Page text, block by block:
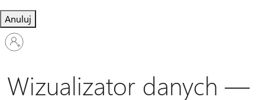
Anuluj
Zaloguj
się
konta
Wizualizator danych —